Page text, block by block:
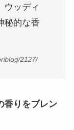
ウッディ
秘的な香
2127/
香りをブレン